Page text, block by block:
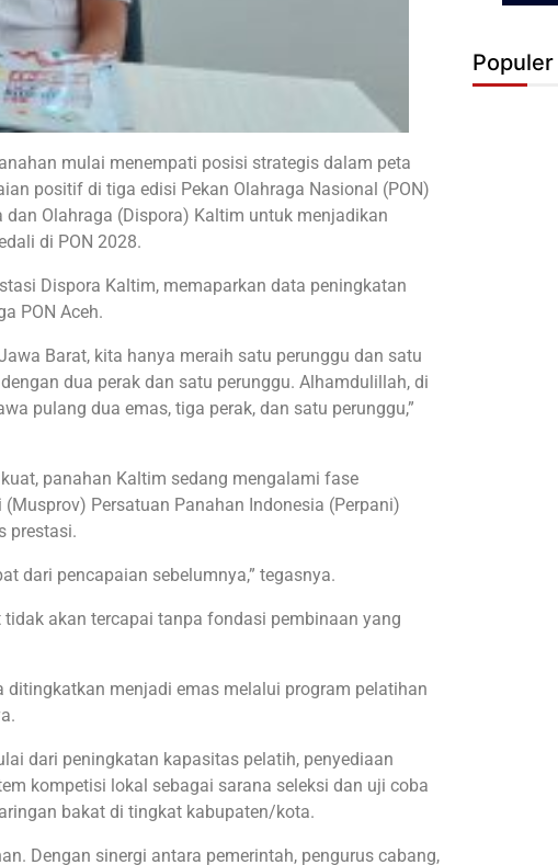
mulai menempati posisi strategis dalam peta
positif di tiga edisi Pekan Olahraga Nasional (PON)
Olahraga (Dispora) Kaltim untuk menjadikan
di PON 2028.
Dispora Kaltim, memaparkan data peningkatan
PON Aceh.
Barat, kita hanya meraih satu perunggu dan satu
dua perak dan satu perunggu. Alhamdulillah, di
pulang dua emas, tiga perak, dan satu perunggu,”
panahan Kaltim sedang mengalami fase
Persatuan Panahan Indonesia (Perpani)
prestasi.
dari pencapaian sebelumnya,” tegasnya.
akan tercapai tanpa fondasi pembinaan yang
ditingkatkan menjadi emas melalui program pelatihan
dari peningkatan kapasitas pelatih, penyediaan
kompetisi lokal sebagai sarana seleksi dan uji coba
bakat di tingkat kabupaten/kota.
Dengan sinergi antara pemerintah, pengurus cabang,
Populer